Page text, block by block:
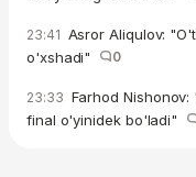
23:41 Asror Aliqulov:
o'xshadi"
0
23:33 Farhod
final o'yinidek bo'ladi"